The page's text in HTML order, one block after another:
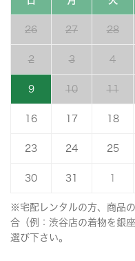
26 27 28
2 3 4
9 10 11
16 17 18
23 24 25
30 31
※宅配レンタルの方、商品
合（例：渋谷店の着物を銀
選び下さい。